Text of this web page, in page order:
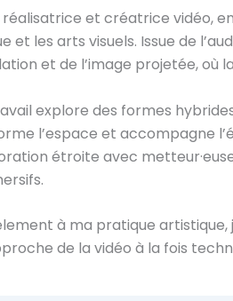
réalisatrice et créatrice vidéo,
et les arts visuels. Issue de
et de l’image projetée,
explore des formes
l’espace et accompagne
étroite avec
à ma pratique
de la vidéo à la fois